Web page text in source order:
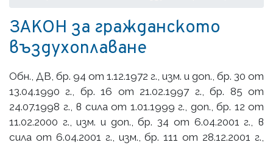
ЗАКОН за гражданското
въздухоплаване
Обн., ДВ, бр. 94 от 1.12.1972 г., изм. и доп., бр. 30 от
13.04.1990 г., бр. 16 от 21.02.1997 г., бр. 85 от
24.07.1998 г., в сила от 1.01.1999 г., доп., бр. 12 от
11.02.2000 г., изм. и доп., бр. 34 от 6.04.2001 г., в
сила от 6.04.2001 г., изм., бр. 111 от 28.12.2001 г.,